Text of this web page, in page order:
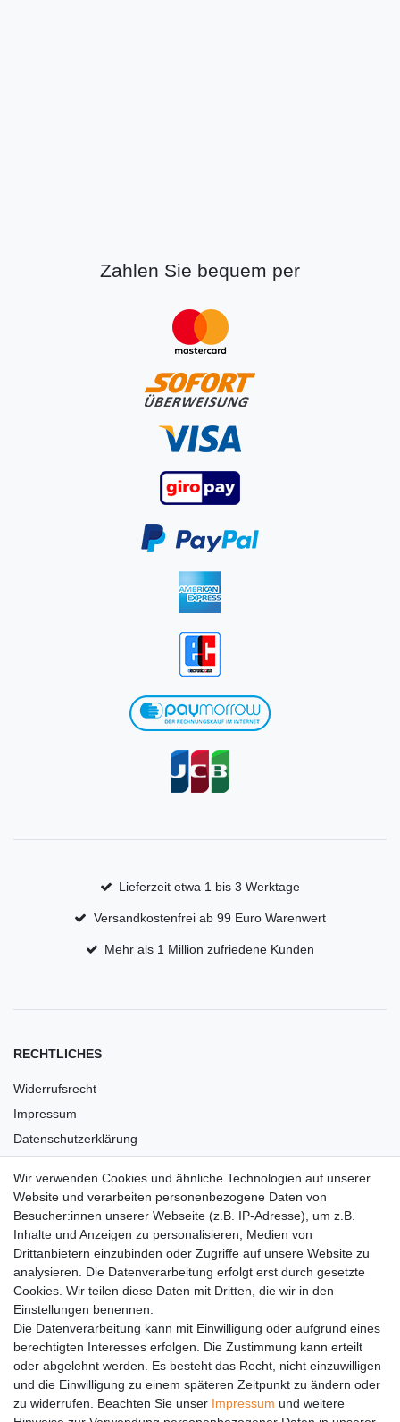
Zahlen Sie bequem per
Lieferzeit etwa 1 bis 3 Werktage
Versandkostenfrei ab 99 Euro Warenwert
Mehr als 1 Million zufriedene Kunden
RECHTLICHES
Widerrufsrecht
Impressum
Datenschutzerklärung
Versandkosten
Barrierefreiheit
Anleitungen
Vertrag widerrufen
PARTNER
DHL
GLS
Wir verwenden Cookies und ähnliche Technologien auf unserer
Website und verarbeiten personenbezogene Daten von
Besucher:innen unserer Webseite (z.B. IP-Adresse), um z.B.
Inhalte und Anzeigen zu personalisieren, Medien von
Drittanbietern einzubinden oder Zugriffe auf unsere Website zu
analysieren. Die Datenverarbeitung erfolgt erst durch gesetzte
Cookies. Wir teilen diese Daten mit Dritten, die wir in den
Einstellungen benennen.
Die Datenverarbeitung kann mit Einwilligung oder aufgrund eines
berechtigten Interesses erfolgen. Die Zustimmung kann erteilt
oder abgelehnt werden. Es besteht das Recht, nicht einzuwilligen
und die Einwilligung zu einem späteren Zeitpunkt zu ändern oder
zu widerrufen. Beachten Sie unser Impressum und weitere